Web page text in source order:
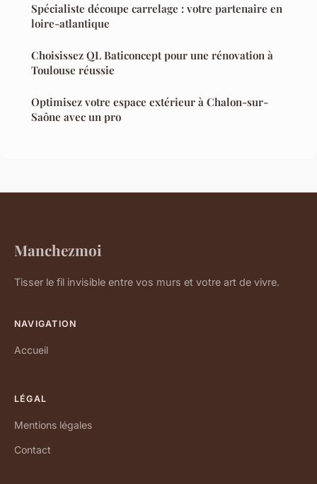
Spécialiste découpe carrelage : votre partenaire en
loire-atlantique
Choisissez QL Baticoncept pour une rénovation à
Toulouse réussie
Optimisez votre espace extérieur à Chalon-sur-
Saône avec un pro
Manchezmoi
Tisser le fil invisible entre vos murs et votre art de vivre.
NAVIGATION
Accueil
LÉGAL
Mentions légales
Contact